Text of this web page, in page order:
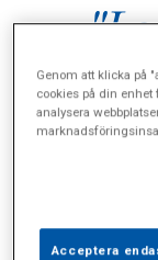
Genom att klicka på
cookies på din enhet
analysera
Acceptera